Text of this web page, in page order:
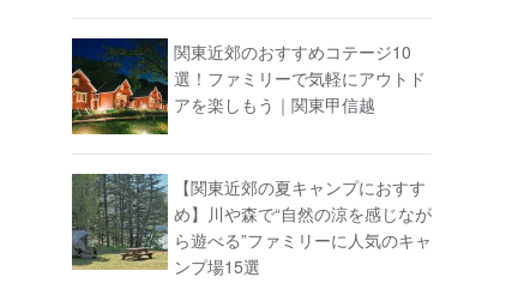
関東近郊のおすすめコテージ10
選！ファミリーで気軽にアウトド
アを楽しもう｜関東甲信越
【関東近郊の夏キャンプにおすす
め】川や森で“自然の涼を感じなが
ら遊べる”ファミリーに人気のキャ
ンプ場15選